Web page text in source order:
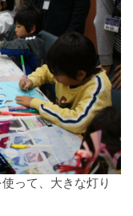
って、大きな灯り